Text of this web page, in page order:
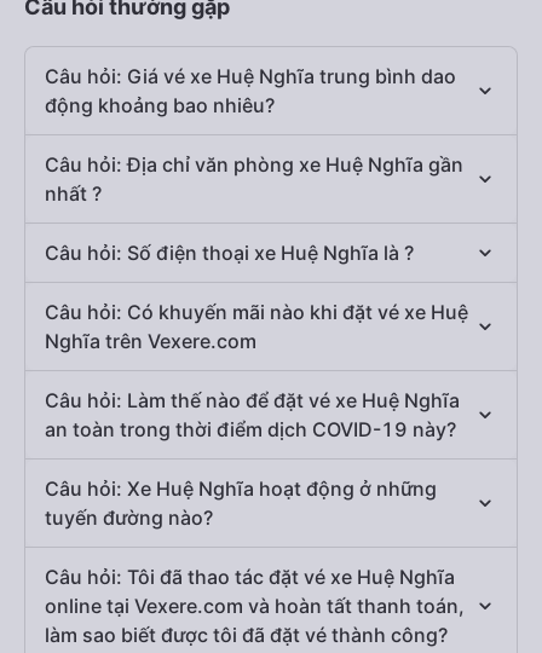
Câu hỏi thường gặp
Câu hỏi: Giá vé xe Huệ Nghĩa trung bình dao
động khoảng bao nhiêu?
Câu hỏi: Địa chỉ văn phòng xe Huệ Nghĩa gần
nhất ?
Câu hỏi: Số điện thoại xe Huệ Nghĩa là ?
Câu hỏi: Có khuyến mãi nào khi đặt vé xe Huệ
Nghĩa trên Vexere.com
Câu hỏi: Làm thế nào để đặt vé xe Huệ Nghĩa
an toàn trong thời điểm dịch COVID-19 này?
Câu hỏi: Xe Huệ Nghĩa hoạt động ở những
tuyến đường nào?
Câu hỏi: Tôi đã thao tác đặt vé xe Huệ Nghĩa
online tại Vexere.com và hoàn tất thanh toán,
làm sao biết được tôi đã đặt vé thành công?